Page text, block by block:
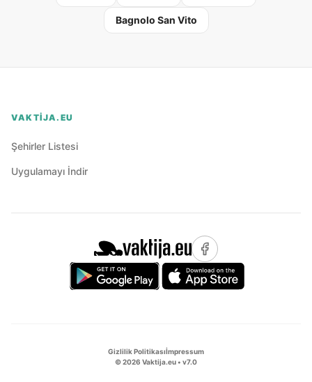
Bagnolo San Vito
VAKTIJA.EU
Şehirler Listesi
Uygulamayı İndir
Gizlilik Politikasıİmpressum
©2026 Vaktija.eu • v7.0